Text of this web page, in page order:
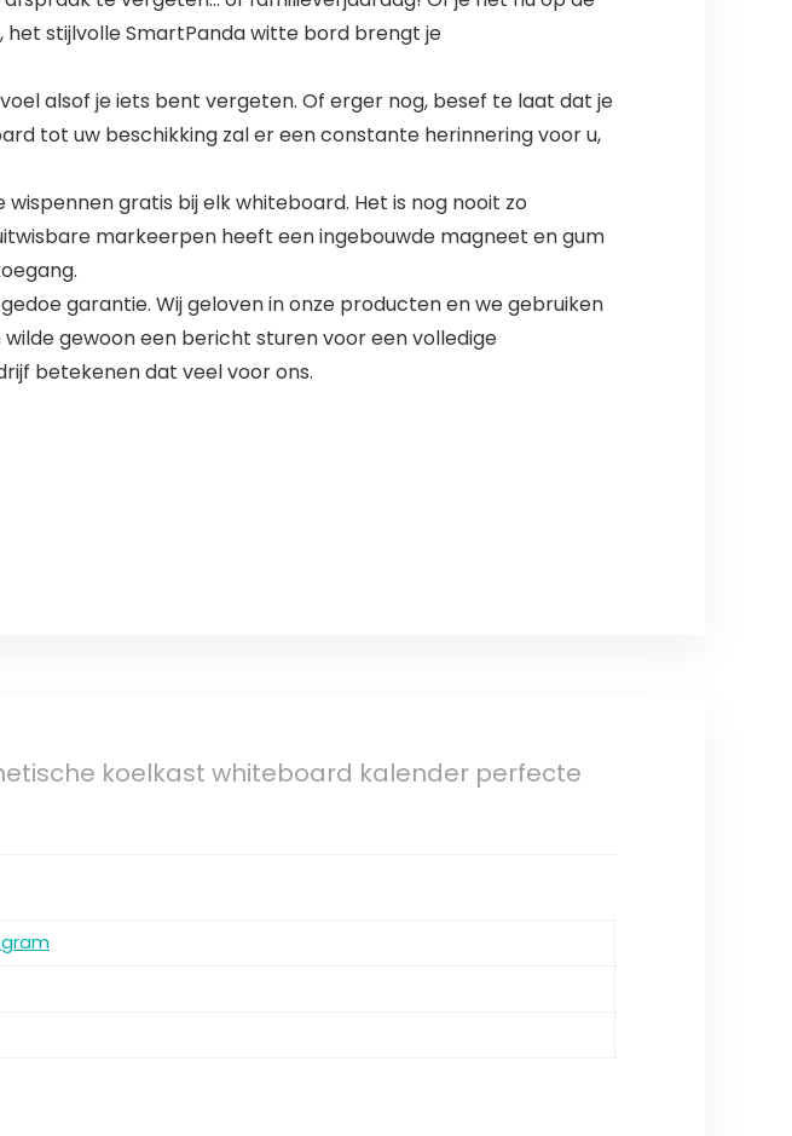
stijlvolle SmartPanda witte bord brengt je
alsof je iets bent vergeten. Of erger nog, besef te laat dat je
tot uw beschikking zal er een constante herinnering voor u,
wispennen gratis bij elk whiteboard. Het is nog nooit zo
markeerpen heeft een ingebouwde magneet en gum
gedoe garantie. Wij geloven in onze producten en we gebruiken
gewoon een bericht sturen voor een volledige
betekenen dat veel voor ons.
koelkast whiteboard kalender perfecte
gram